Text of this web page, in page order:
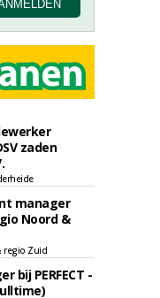
zaden
manager
Noord &
regio Zuid
bij PERFECT -